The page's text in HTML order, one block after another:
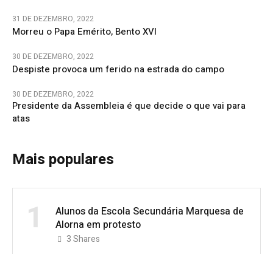
31 DE DEZEMBRO, 2022
Morreu o Papa Emérito, Bento XVI
30 DE DEZEMBRO, 2022
Despiste provoca um ferido na estrada do campo
30 DE DEZEMBRO, 2022
Presidente da Assembleia é que decide o que vai para
atas
Mais populares
1
Alunos da Escola Secundária Marquesa de
Alorna em protesto
3Shares